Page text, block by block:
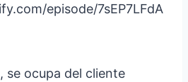
episode/7sEP7LFdA
se ocupa del cliente